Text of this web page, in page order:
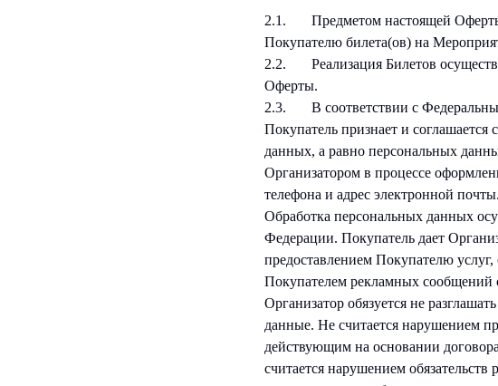
2.1. Предметом настоящей Оферты
Покупателю билета(ов) на
2.2. Реализация Билетов
Оферты.
2.3. В соответствии с
Покупатель признает и
данных, а равно персональных
Организатором в процессе
телефона и адрес электронной почты.
Обработка персональных данных
Федерации. Покупатель дает
предоставлением Покупателю
Покупателем рекламных сообщений
Организатор обязуется не
данные. Не считается нарушением
действующим на основании
считается нарушением